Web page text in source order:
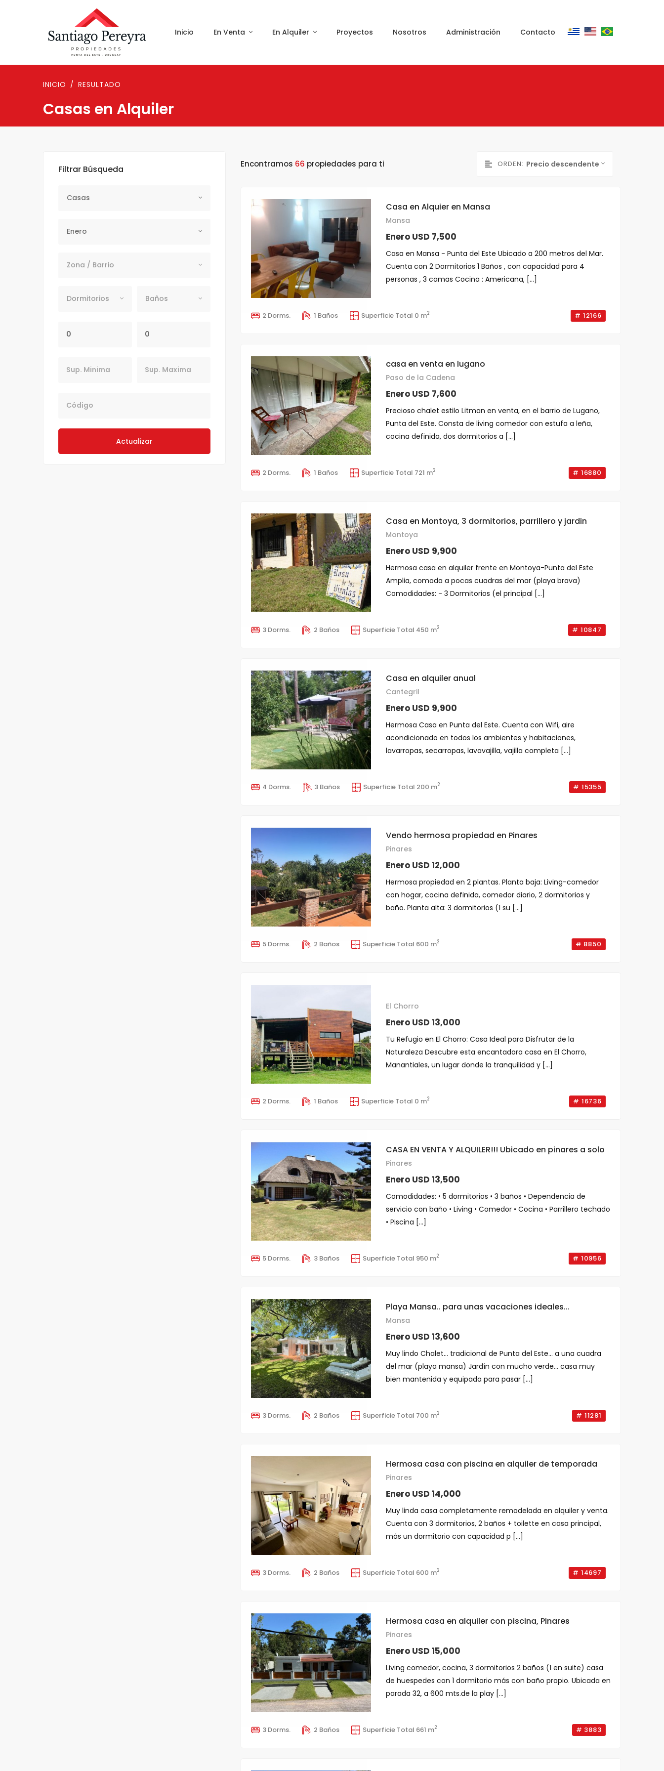
Inicio En Venta En Alquiler Proyectos Nosotros Administración Contacto
INICIO RESULTADO
Casas en Alquiler
Filtrar Búsqueda
Casas
Enero
Zona / Barrio
Zona / Barrio
Dormitorios Baños
Actualizar
Encontramos 66 propiedades para ti ORDEN: Precio descendente
Casa en Alquier en Mansa
Mansa
Enero USD 7,500
Casa en Mansa - Punta del Este Ubicado a 200 metros del Mar.
Cuenta con 2 Dormitorios 1 Baños , con capacidad para 4
personas , 3 camas Cocina : Americana, [...]
2 Dorms. 1 Baños Superficie Total 0 m2 # 12166
casa en venta en lugano
Paso de la Cadena
Enero USD 7,600
Precioso chalet estilo Litman en venta, en el barrio de Lugano,
Punta del Este. Consta de living comedor con estufa a leña,
cocina definida, dos dormitorios a [...]
2 Dorms. 1 Baños Superficie Total 721 m2 # 16880
Casa en Montoya, 3 dormitorios, parrillero y jardin
Montoya
Enero USD 9,900
Hermosa casa en alquiler frente en Montoya-Punta del Este
Amplia, comoda a pocas cuadras del mar (playa brava)
Comodidades: - 3 Dormitorios (el principal [...]
3 Dorms. 2 Baños Superficie Total 450 m2 # 10847
Casa en alquiler anual
Cantegril
Enero USD 9,900
Hermosa Casa en Punta del Este. Cuenta con Wifi, aire
acondicionado en todos los ambientes y habitaciones,
lavarropas, secarropas, lavavajilla, vajilla completa [...]
4 Dorms. 3 Baños Superficie Total 200 m2 # 15355
Vendo hermosa propiedad en Pinares
Pinares
Enero USD 12,000
Hermosa propiedad en 2 plantas. Planta baja: Living-comedor
con hogar, cocina definida, comedor diario, 2 dormitorios y
baño. Planta alta: 3 dormitorios (1 su [...]
5 Dorms. 2 Baños Superficie Total 600 m2 # 8850
El Chorro
Enero USD 13,000
Tu Refugio en El Chorro: Casa Ideal para Disfrutar de la
Naturaleza Descubre esta encantadora casa en El Chorro,
Manantiales, un lugar donde la tranquilidad y [...]
2 Dorms. 1 Baños Superficie Total 0 m2 # 16736
CASA EN VENTA Y ALQUILER!!! Ubicado en pinares a solo
100m del mar
Pinares
Enero USD 13,500
Comodidades: • 5 dormitorios • 3 baños • Dependencia de
servicio con baño • Living • Comedor • Cocina • Parrillero techado
• Piscina [...]
5 Dorms. 3 Baños Superficie Total 950 m2 # 10956
Playa Mansa.. para unas vacaciones ideales...
Mansa
Enero USD 13,600
Muy lindo Chalet... tradicional de Punta del Este... a una cuadra
del mar (playa mansa) Jardín con mucho verde... casa muy
bien mantenida y equipada para pasar [...]
3 Dorms. 2 Baños Superficie Total 700 m2 # 11281
Hermosa casa con piscina en alquiler de temporada
Pinares
Enero USD 14,000
Muy linda casa completamente remodelada en alquiler y venta.
Cuenta con 3 dormitorios, 2 baños + toilette en casa principal,
más un dormitorio con capacidad p [...]
3 Dorms. 2 Baños Superficie Total 600 m2 # 14697
Hermosa casa en alquiler con piscina, Pinares
Pinares
Enero USD 15,000
Living comedor, cocina, 3 dormitorios 2 baños (1 en suite) casa
de huespedes con 1 dormitorio más con baño propio. Ubicada en
parada 32, a 600 mts.de la play [...]
3 Dorms. 2 Baños Superficie Total 661 m2 # 3883